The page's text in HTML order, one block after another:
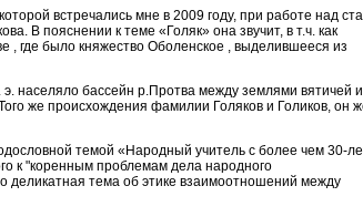
встречались мне в 2009 году, при работе над
В пояснении к теме «Голяк» она звучит, в т.ч. как
, где было княжество Оболенское , выделившееся из
населяло бассейн р.Протва между землями вятичей и
же происхождения фамилии Голяков и Голиков, он
темой «Народный учитель с более чем 30-
к "коренным проблемам дела народного
деликатная тема об этике взаимоотношений между